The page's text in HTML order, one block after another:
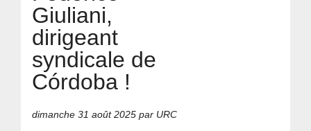
Giuliani,
dirigeant
syndicale de
Córdoba !
dimanche 31 août 2025 par URC